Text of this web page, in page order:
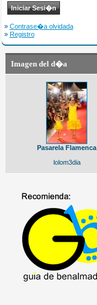
» Contrase�a olvidada
» Registro
Imagen del d�a
Pasarela Flamenca
lolom3dia